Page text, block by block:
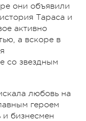
они объявили
Тараса и
активно
а вскоре в
со звездным
любовь на
героем
бизнесмен